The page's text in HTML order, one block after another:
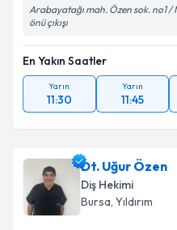
Arabayatağı mah. Özen sok. no1
önü çıkışı
En Yakın Saatler
Yarın
11:30
Yarın
11:45
Dt. Uğur Özen
Diş Hekimi
Bursa, Yıldırım